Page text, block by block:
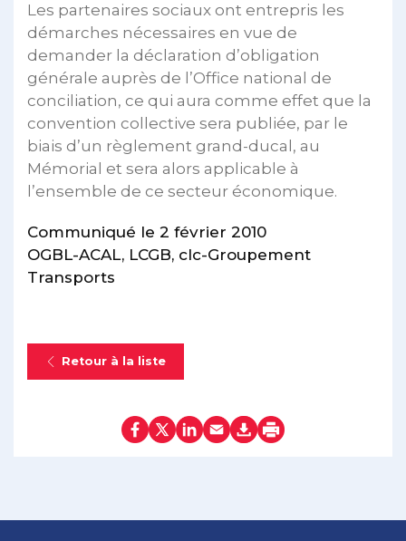
Les partenaires sociaux ont entrepris les
démarches nécessaires en vue de
demander la déclaration d’obligation
générale auprès de l’Office national de
conciliation, ce qui aura comme effet que la
convention collective sera publiée, par le
biais d’un règlement grand-ducal, au
Mémorial et sera alors applicable à
l’ensemble de ce secteur économique.
Communiqué le 2 février 2010
OGBL-ACAL, LCGB, clc-Groupement
Transports
Retour à la liste